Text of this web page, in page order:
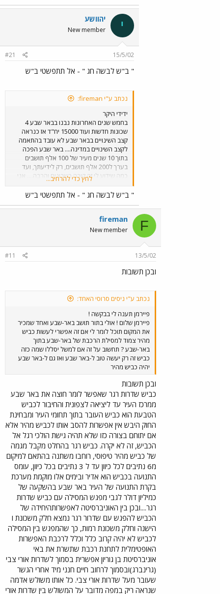
י יהוושע
New member
15/5/02
#21
" ב"ש לבשה חג " - אל תתפשטי ב"ש
נכתב ע"י fireman:
ידידי היקר
בחמש שנים האחרונות נבנו בבאר שבע 4
שכונות חדשות ועוד 15000 יח"ד אז כנראה
קצב השינויים בבאר שבע לא עובד בהתאמה
לקצב השינויים במדינה.... באר שבע הפכה
בתוך 10 שנים מעיר של 100 אלף תושבים
בערך ל200 אלף תושבים, רק לידיעתך, ועד
כמה שידוע לי זה קורה כשבונים והרבה.... אני
בספק רב מאוד אם במפות שלך מופיע רמות ב,
רמות ג ורמות ד שבונים בימים אלו ואני מבטיח
וה5000 יח"ד שמתחילות להבנות מזרחית לנחל
עשן ואני בטוח שכביש הטבעת (עוקף באר
שבע) גם הוא לא נמצא באטלס שלך וכמוהו גם
שנווה מנחם ב גם לא נמצאת במפה שלך וגם
לא נאות לון החדשה וגם לא שכונת נחל בקע
שכונה) אז כן, השתנו המון דברים בבאר שבע
לחץ כדי להרחיב...
" ב"ש לבשה חג " - אל תתפשטי ב"ש
F
fireman
New member
13/5/02
#11
ובכן תשובות
נכתב ע"י ניסים סרוסי האחד:
פיירמן תענה לי בבקשה !
פיירמן שלום ! אולי בתור תושב באר-שבע ואחד שמכיר
את המקום תוכל לומר לי אם זה אפשרי לעשות כביש
מהיר צמוד למסילת הרכבת של באר-שבע בתוך
באר-שבע ? תחשוב על זה אם למשל יסללו שמה כזה
כביש זה רק יעשה טוב ל-באר שבע ואז גם ל-באר שבע
יהיה כביש מהיר
ובכן תשובות
כביש שדרות רגר שאפשר לומר חוצה את באר שבע
ממרכז העיר עד ליציאה לצפונית והחיבור לכביש
הטבעת הוא כביש העובר בתוך תחומי העיר ומבחינת
החוק היבש אין אפשרות להסב אותו לכביש מהיר אלא
אם יתוחם בצורה כזו שלא תהיה גישת הולכי רגל אל
הכביש, זה לא יקרה. כביש רגר בהחלט מקבל מגמה
של כביש מהיר טיפוסי, רוחבו משתנה בהתאם למיקום
מ6 נתיבים לכל כיוון עד ל 3 נתיבים בכל כיוון, עומס
התנועה בכביש הוא אדיר ובימים אלו מוקמת מערכת
בקרת התנועה של העיר באר שבע בהשקעה של
כמיליון דולר לגבי מפגש המסילה עם כביש שדרות
רגר....ובכן בין האוניברסיטה לאפשרותהיחידה של
הכביש להפגש עם שדרור רגר נמצא חלק משכונת ו
הישנה וחלק משכונת רמות, כך שהמפגש בין המסילה
לכביש לא יהיה קרוב כלל וכלל לרכבת האפשרות
האופטימלית לתחנת רכבת שתשרת את באי
אוניברסיטת בן גוריון אפשרית בסמוך לשדרות אורי צבי
(גרינברג)ובסמוך לרחוב חיים חנני מיד אחרי הגשר
שעובר מעל שדרות אורי צבי. כל אותו משולש אדמה
שנראה ריק במפה מדובר על המשולש בין שדרות אורי